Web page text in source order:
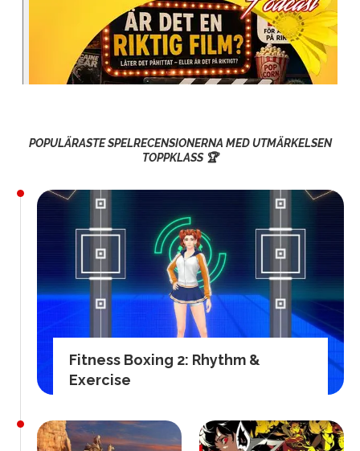
POPULÄRASTE SPELRECENSIONERNA MED UTMÄRKELSEN
TOPPKLASS 🏆
Fitness Boxing 2: Rhythm &
Exercise